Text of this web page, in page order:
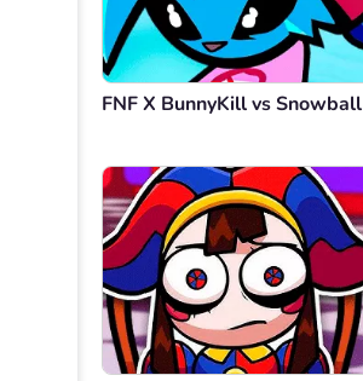
FNF X BunnyKill vs Snowball